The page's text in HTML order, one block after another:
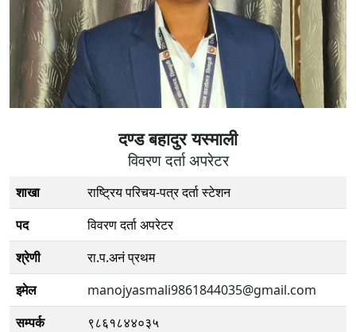
दण्ड बहादुर यस्माली
विवरण दर्ता अपरेटर
शाखा
राष्ट्रिय परिचय-पत्र दर्ता स्टेशन
पद
विवरण दर्ता अपरेटर
श्रेणी
रा.प.अनं प्रथम
इमेल
manojyasmali9861844035@gmail.com
सम्पर्क
९८६१८४४०३५